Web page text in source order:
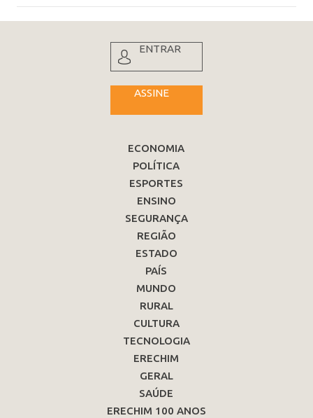
ENTRAR
ASSINE
ECONOMIA
POLÍTICA
ESPORTES
ENSINO
SEGURANÇA
REGIÃO
ESTADO
PAÍS
MUNDO
RURAL
CULTURA
TECNOLOGIA
ERECHIM
GERAL
SAÚDE
ERECHIM 100 ANOS